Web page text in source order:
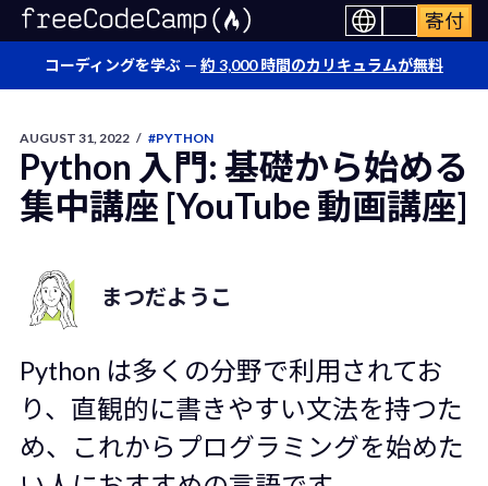
寄付
コーディングを学ぶ — 約 3,000 時間のカリキュラムが無料
AUGUST 31, 2022 / #PYTHON
Python 入門: 基礎から始める
集中講座 [YouTube 動画講座]
まつだようこ
Python は多くの分野で利用されてお
り、直観的に書きやすい文法を持つた
め、これからプログラミングを始めた